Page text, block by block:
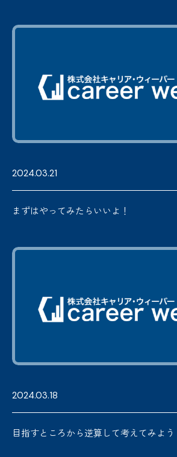
2024.03.21
まずはやってみたらいいよ！
2024.03.18
目指すところから逆算して考えてみよう